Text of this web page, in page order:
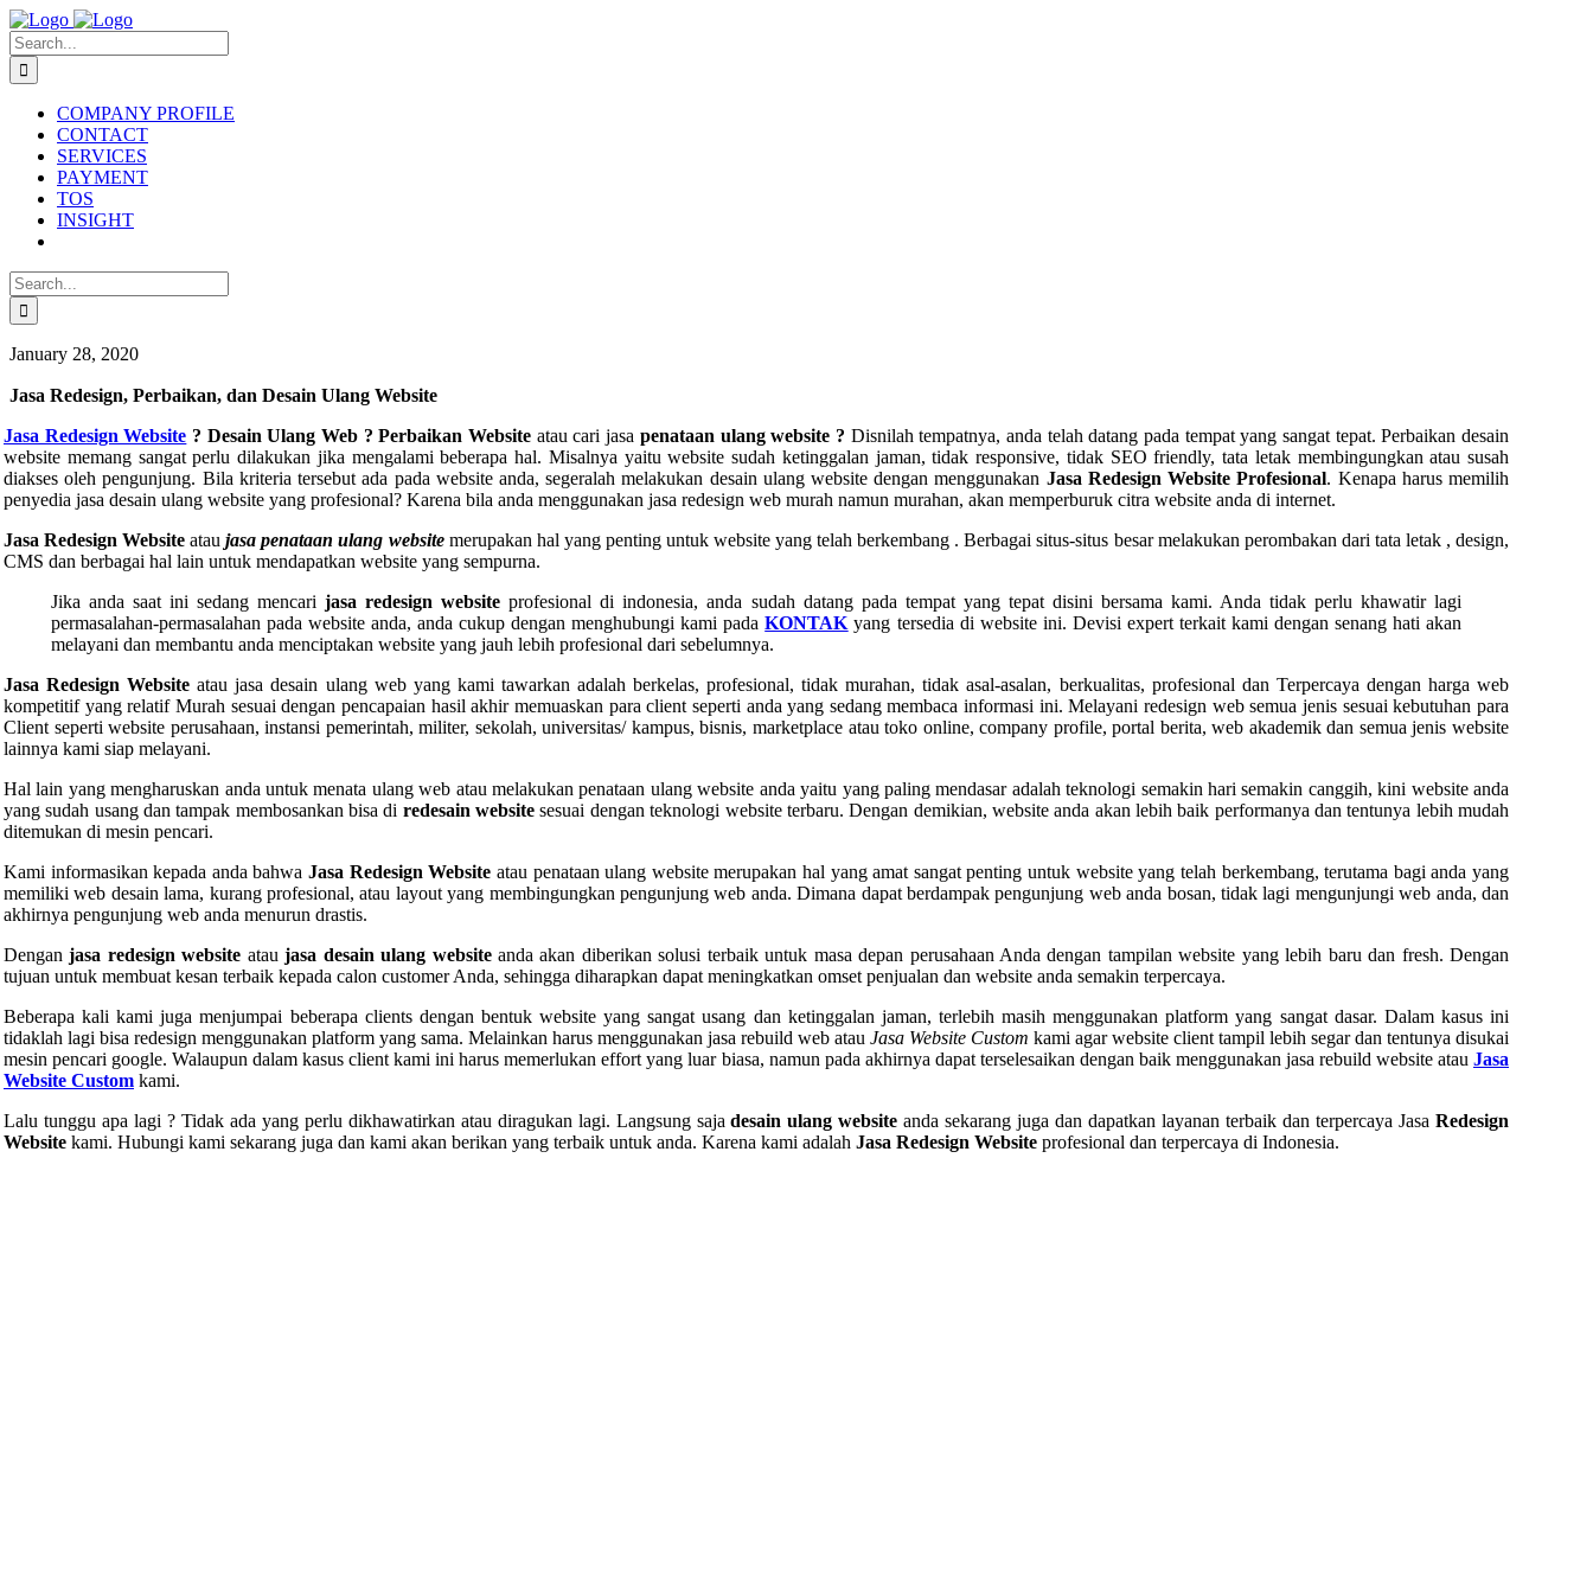
Skip
to
content
Search
for:
COMPANY PROFILE
CONTACT
SERVICES
PAYMENT
TOS
INSIGHT
Search
for:
January 28, 2020
Jasa Redesign, Perbaikan, dan Desain Ulang Website
Jasa Redesign Website ? Desain Ulang Web ? Perbaikan Website atau cari jasa penataan ulang website ? Disnilah tempatnya, anda telah datang pada tempat yang sangat tepat. Perbaikan desain
website memang sangat perlu dilakukan jika mengalami beberapa hal. Misalnya yaitu website sudah ketinggalan jaman, tidak responsive, tidak SEO friendly, tata letak membingungkan atau susah
diakses oleh pengunjung. Bila kriteria tersebut ada pada website anda, segeralah melakukan desain ulang website dengan menggunakan Jasa Redesign Website Profesional. Kenapa harus memilih
penyedia jasa desain ulang website yang profesional? Karena bila anda menggunakan jasa redesign web murah namun murahan, akan memperburuk citra website anda di internet.
Jasa Redesign Websiteataujasa penataan ulang websitemerupakan hal yang penting untuk website yang telah berkembang . Berbagai situs-situs besar melakukan perombakan dari tata letak , design,
CMS dan berbagai hal lain untuk mendapatkan website yang sempurna.
Jika anda saat ini sedang mencarijasa redesign website profesional di indonesia, anda sudah datang pada tempat yang tepat disini bersama kami. Anda tidak perlu khawatir lagi
permasalahan-permasalahan pada website anda, anda cukup dengan menghubungi kami padaKONTAK yang tersedia di website ini. Devisi expert terkait kami dengan senang hati akan
melayani dan membantu anda menciptakan website yang jauh lebih profesional dari sebelumnya.
Jasa Redesign Website atau jasa desain ulang web yang kami tawarkan adalah berkelas, profesional, tidak murahan, tidak asal-asalan, berkualitas, profesional dan Terpercaya dengan harga web
kompetitif yang relatif Murah sesuai dengan pencapaian hasil akhir memuaskan para client seperti anda yang sedang membaca informasi ini. Melayani redesign web semua jenis sesuai kebutuhan para
Client seperti website perusahaan, instansi pemerintah, militer, sekolah, universitas/ kampus, bisnis, marketplace atau toko online, company profile, portal berita, web akademik dan semua jenis website
lainnya kami siap melayani.
Hal lain yang mengharuskan anda untuk menata ulang web atau melakukan penataan ulang website anda yaitu yang paling mendasar adalah teknologi semakin hari semakin canggih, kini website anda
yang sudah usang dan tampak membosankan bisa di redesain website sesuai dengan teknologi website terbaru. Dengan demikian, website anda akan lebih baik performanya dan tentunya lebih mudah
ditemukan di mesin pencari.
Kami informasikan kepada anda bahwaJasa Redesign Website atau penataan ulang website merupakan hal yang amat sangat penting untuk website yang telah berkembang, terutama bagi anda yang
memiliki web desain lama, kurang profesional, atau layout yang membingungkan pengunjung web anda. Dimana dapat berdampak pengunjung web anda bosan, tidak lagi mengunjungi web anda, dan
akhirnya pengunjung web anda menurun drastis.
Denganjasa redesign website ataujasa desain ulang websiteanda akan diberikan solusi terbaik untuk masa depan perusahaan Anda dengan tampilan website yang lebih baru dan fresh. Dengan
tujuan untuk membuat kesan terbaik kepada calon customer Anda, sehingga diharapkan dapat meningkatkan omset penjualan dan website anda semakin terpercaya.
Beberapa kali kami juga menjumpai beberapa clients dengan bentuk website yang sangat usang dan ketinggalan jaman, terlebih masih menggunakan platform yang sangat dasar. Dalam kasus ini
tidaklah lagi bisa redesign menggunakan platform yang sama. Melainkan harus menggunakan jasa rebuild web atau Jasa Website Custom kami agar website client tampil lebih segar dan tentunya disukai
mesin pencari google. Walaupun dalam kasus client kami ini harus memerlukan effort yang luar biasa, namun pada akhirnya dapat terselesaikan dengan baik menggunakan jasa rebuild website atau Jasa
Website Custom kami.
Lalu tunggu apa lagi ? Tidak ada yang perlu dikhawatirkan atau diragukan lagi. Langsung sajadesain ulang websiteanda sekarang juga dan dapatkan layanan terbaik dan terpercaya JasaRedesign
Website kami. Hubungi kami sekarang juga dan kami akan berikan yang terbaik untuk anda. Karena kami adalah Jasa Redesign Website profesional dan terpercaya di Indonesia.